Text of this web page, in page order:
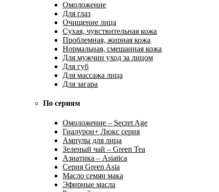
Омоложение
Для глаз
Очищение лица
Сухая, чувствительная кожа
Проблемная, жирная кожа
Нормальная, смешанная кожа
Для мужчин уход за лицом
Для губ
Для массажа лица
Для загара
По сериям
Омоложение – Secret Age
Гиалурон+ Люкс серия
Ампулы для лица
Зеленый чай – Green Tea
Азиатика – Asiatica
Серия Green Asia
Масло семян мака
Эфирные масла